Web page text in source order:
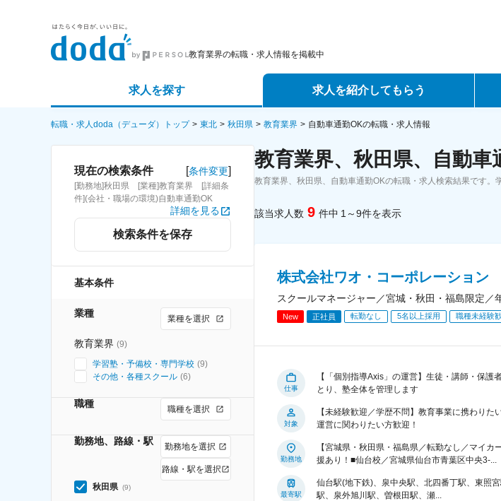
教育業界の転職・求人情報を掲載中
求人を探す
詳細条件から探す
求人特集から探す
求人を紹介してもらう
エージェントサービス
スカウトサービス
転職・求人doda（デューダ）トップ 東北 秋田県 教育業界 自動車通勤OKの転職・求人情報
現在の検索条件 [条件変更]
[勤務地]秋田県 [業種]教育業界 [詳細条
件](会社・職場の環境)自動車通勤OK
詳細を見る
検索条件を保存
基本条件
業種 業種を選択
教育業界 (9)
学習塾・予備校・専門学校 (9)
その他・各種スクール (6)
職種 職種を選択
勤務地、路線・駅 勤務地を選択
路線・駅を選択
秋田県 (9)
教育業界、秋田県、自動
教育業界、秋田県、自動車通勤OKの転職・求人検索結果です。
該当求人数 9 件中 1～9件を表示
株式会社ワオ・コーポレーション
スクールマネージャー／宮城・秋田・福島限定／
New 正社員 転勤なし 5名以上採用 職種未経験
仕事
【「個別指導Axis」の運営】生徒・講師・保護
とり、塾全体を管理します
対象
【未経験歓迎／学歴不問】教育事業に携わりた
運営に関わりたい方歓迎！
勤務地
【宮城県・秋田県・福島県／転勤なし／マイカ
援あり！■仙台校／宮城県仙台市青葉区中央3-...
最寄駅
仙台駅(地下鉄)、泉中央駅、北四番丁駅、東照
駅、泉外旭川駅、曽根田駅、瀬...